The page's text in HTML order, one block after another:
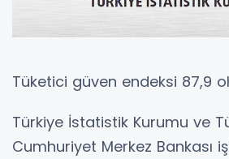
Tüketici güven endeksi 87,9
Türkiye İstatistik Kurumu ve
Cumhuriyet Merkez Bankası